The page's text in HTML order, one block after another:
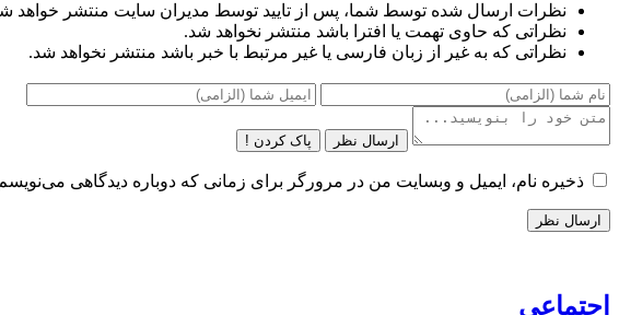
نظرات ارسال شده توسط شما، پس از تایید توسط مدیران سایت منتشر خواهد
نظراتی که حاوی تهمت یا افترا باشد منتشر نخواهد شد.
نظراتی که به غیر از زبان فارسی یا غیر مرتبط با خبر باشد منتشر نخواهد شد.
ارسال نظر پاک کردن !
ذخیره نام، ایمیل و وبسایت من در مرورگر برای زمانی که دوباره دیدگاهی
اجتماعی